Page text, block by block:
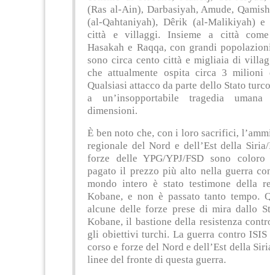
(Ras al-Ain), Darbasiyah, Amude,
(al-Qahtaniyah), Dêrik (al-Malikiyah)
città e villaggi. Insieme a città come
Hasakah e Raqqa, con grandi
sono circa cento città e migliaia di
che attualmente ospita circa 3 milioni
Qualsiasi attacco da parte dello Stato
a un’insopportabile tragedia
dimensioni.
È ben noto che, con i loro sacrifici,
regionale del Nord e dell’Est della
forze delle YPG/YPJ/FSD sono coloro
pagato il prezzo più alto nella guerra
mondo intero è stato testimone della
Kobane, e non è passato tanto tempo.
alcune delle forze prese di mira dallo
Kobane, il bastione della resistenza
gli obiettivi turchi. La guerra contro ISIS
corso e forze del Nord e dell’Est della
linee del fronte di questa guerra.